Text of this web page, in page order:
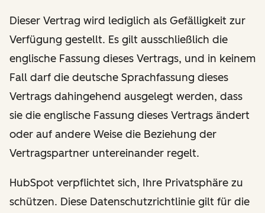
Dieser Vertrag wird lediglich als Gefälligkeit zur
Verfügung gestellt. Es gilt ausschließlich die
englische Fassung dieses Vertrags, und in keinem
Fall darf die deutsche Sprachfassung dieses
Vertrags dahingehend ausgelegt werden, dass
sie die englische Fassung dieses Vertrags ändert
oder auf andere Weise die Beziehung der
Vertragspartner untereinander regelt.
HubSpot verpflichtet sich, Ihre Privatsphäre zu
schützen. Diese Datenschutzrichtlinie gilt für die